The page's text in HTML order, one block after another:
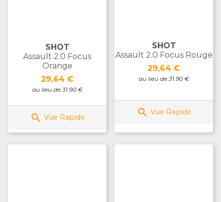
SHOT
Assault 2.0 Focus
Orange
Prix
29,64 €
au lieu de 31.90 €
 Vue Rapide
SHOT
Assault 2.0 Focus Rouge
Prix
29,64 €
au lieu de 31.90 €
 Vue Rapide